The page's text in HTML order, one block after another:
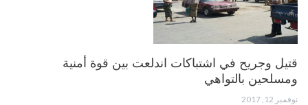
قتيل وجريح في اشتباكات اندلعت بين قوة أمنية
ومسلحين بالتواهي
نوفمبر 12, 2017